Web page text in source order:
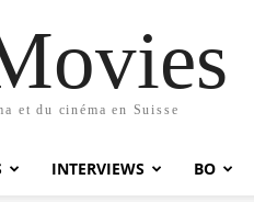
et du cinéma en Suisse
INTERVIEWS BO